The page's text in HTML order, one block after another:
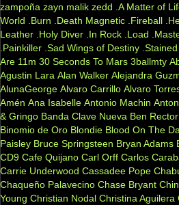
zampoña zayn malik zedd .A Matter of
World
.Burn .Death Magnetic .Fireball
Leather .Holy Diver .In Rock .Load
.Painkiller .Sad Wings of Destiny
Are 11m 30 Seconds To Mars 3ballmty
Agustin Lara Alan Walker Alejandra
AlunaGeorge Alvaro Carrillo Alvaro
Amén Ana Isabelle Antonio Machin
& Gringo Banda Clave Nueva Ben Rector
Binomio de Oro Blondie Blood On The
Paisley Bruce Springsteen Bryan Adams
CD9 Cafe Quijano Carl Orff Carlos
Carrie Underwood Cassadee Pope
Chaqueño Palavecino Chase Bryant
Young Christian Nodal Christina Aguilera